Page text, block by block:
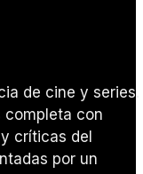
de cine y series.
completa con
críticas del
por un